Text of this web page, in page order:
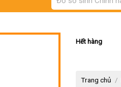
Trang chủ /
Hết hàng